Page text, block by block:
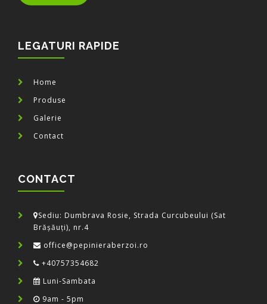
LEGATURI RAPIDE
Home
Produse
Galerie
Contact
CONTACT
Sediu: Dumbrava Rosie, Strada Curcubeului (Sat
Brășăuți), nr.4
office@pepinieraberzoi.ro
+40757354682
Luni-Sambata
9am - 5pm